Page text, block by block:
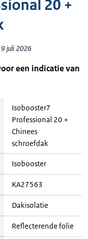
20 +
9 juli 2026
een indicatie van
Isobooster7
Professional 20 +
Chinees
schroefdak
Isobooster
KA27563
Dakisolatie
Reflecterende folie